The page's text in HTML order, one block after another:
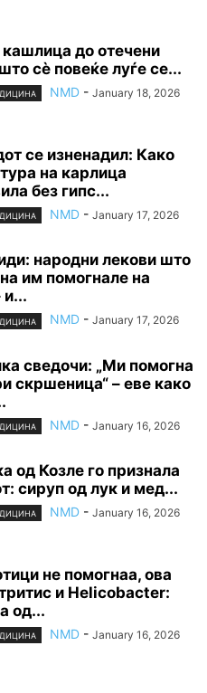
до отечени
сè повеќе луѓе се...
NMD - January 18, 2026
се изненадил: Како
на карлица
без гипс...
NMD - January 17, 2026
народни лекови што
им помогнале на
и...
NMD - January 17, 2026
сведочи: „Ми помогна
скршеница“ – еве како
NMD - January 16, 2026
од Козле го признала
сируп од лук и мед...
NMD - January 16, 2026
не помогнаа, ова
и Helicobacter:
од...
NMD - January 16, 2026